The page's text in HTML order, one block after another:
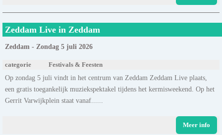
Zeddam Live in Zeddam
Zeddam - Zondag 5 juli 2026
categorie Festivals & Feesten
Op zondag 5 juli vindt in het centrum van Zeddam Zeddam Live plaats,
een gratis toegankelijk muziekspektakel tijdens het kermisweekend. Op het
Gerrit Varwijkplein staat vanaf......
Meer info